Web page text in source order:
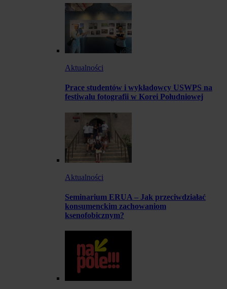
Aktualności
Prace studentów i wykładowcy USWPS na
festiwalu fotografii w Korei Południowej
Aktualności
Seminarium ERUA – Jak przeciwdziałać
konsumenckim zachowaniom
ksenofobicznym?